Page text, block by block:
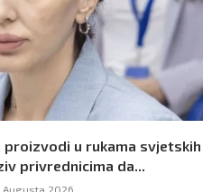
proizvodi u rukama svjetskih
privrednicima da...
Augusta 2026,